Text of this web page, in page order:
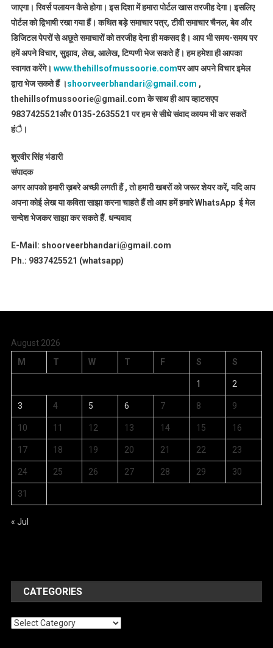
जाएगा। रिवर्स पलायन कैसे होगा। इस दिशा में हमारा पोर्टल खास तरजीह देगा। इसलिए
पोर्टल को द्विभाषी रखा गया हैं। कथित बड़े समाचार पत्र, टीवी समाचार चैनल, बेव और
डिजिटल पेपरों से अछूते समाचारों को तरजीह देना ही मकसद है। आप भी समय-समय पर
हमें अपने विचार, सुझाव, लेख, आलेख, टिप्पणी भेज सकते हैं। हम हमेशा ही आपका
स्वागत करेंगे। www.thehillsofmussoorie.comपर आप अपने विचार इमेल
द्वारा भेज सकते हैं ।shoorveerbhandari@gmail.com ,
thehillsofmussoorie@gmail.com के साथ ही आप व्हाटसएप
9837425521और 0135-2635521 पर हम से सीधे संवाद कायम भी कर सकतें
हंै।
शूरवीर सिंह भंडारी
संपादक
अगर आपको हमारी ख़बरे अच्छी लगती हैं , तो हमारी खबरों को जरूर शेयर करें, यदि आप
अपना कोई लेख या कविता साझा करना चाहते हैं तो आप हमें हमारे WhatsApp ई मेल
सन्देश भेजकर साझा कर सकते हैं. धन्यवाद
E-Mail: shoorveerbhandari@gmail.com
Ph.: 9837425521 (whatsapp)
August 2026
M
T W T F S S
1 2
3 4 5 6 7 8 9
10 11 12 13 14 15 16
17 18 19 20 21 22 23
24 25 26 27 28 29 30
31
« Jul
CATEGORIES
Categories